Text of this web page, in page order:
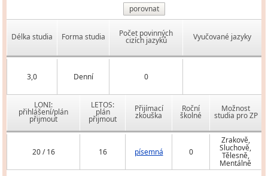
porovnat
Délka studia Forma studia Počet povinných
cizích jazyků Vyučované jazyky
3,0 Denní 0
LONI:
přihlášení/plán
přijmout
LETOS:
plán
přijmout
Přijímací
zkouška
Roční
školné
Možnost
studia pro ZP
20 / 16 16 písemná 0
Zrakově,
Sluchově,
Tělesně,
Mentálně